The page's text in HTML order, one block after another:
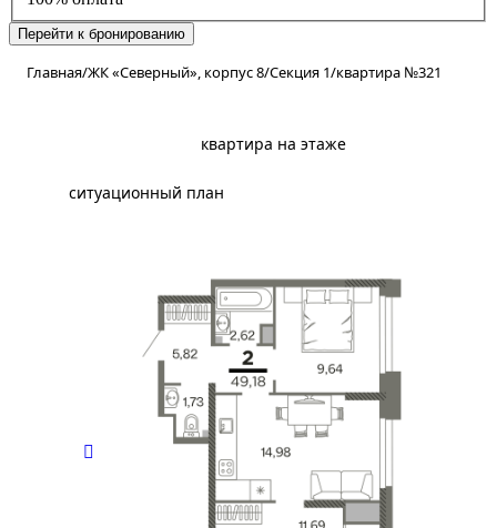
Перейти к бронированию
Главная/ЖК «Северный», корпус 8/Секция 1/квартира №321
квартира на этаже
ситуационный план